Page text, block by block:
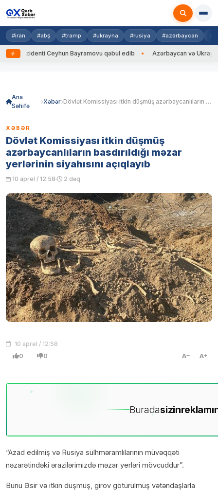
#iran #abş #tramp #ukrayna #rusiya #azərbaycan
Ceyhun Bayramovu qəbul edib Azərbaycan və Ukrayna XİN
Ana
Səhifə
Xəbər Dövlət Komissiyası itkin düşmüş azərbaycanlıların basdırıldığı məzar yerlərinin siyahısını açıqlayıb
XƏBƏR
Dövlət Komissiyası itkin düşmüş
azərbaycanlıların basdırıldığı məzar
yerlərinin siyahısını açıqlayıb
10 aprel / 12:58 2 dəq
10 aprel / 12:58
0 0 A A
Buradasizin
“Azad edilmiş və Rusiya sülhməramlılarının müvəqqəti
nəzarətindəki ərazilərimizdə məzar yerləri mövcuddur”.
Bunu Əsir və itkin düşmüş, girov götürülmüş vətəndaşlarla